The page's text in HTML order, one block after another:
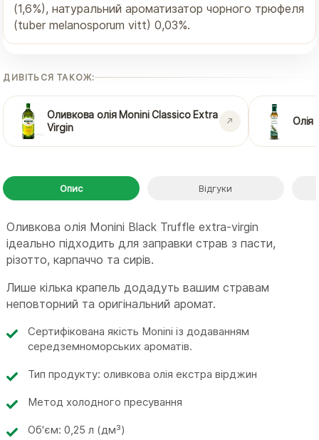
(1,6%), натуральний ароматизатор чорного трюфеля
(tuber melanosporum vitt) 0,03%.
ДИВІТЬСЯ ТАКОЖ:
Оливкова олія Monini Classico Extra
Virgin
Олія
Опис Відгуки
Оливкова олія Monini Black Truffle extra-virgin
ідеально підходить для заправки страв з пасти,
різотто, карпаччо та сирів.
Лише кілька крапель додадуть вашим стравам
неповторний та оригінальний аромат.
Сертифікована якість Monini із додаванням
середземноморських ароматів.
Тип продукту: оливкова олія екстра вірджин
Метод холодного пресування
Об'єм: 0,25 л (дм³)